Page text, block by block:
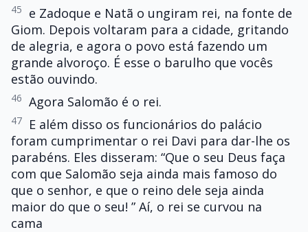
45
e Zadoque e Natã o ungiram rei, na fonte de
Giom. Depois voltaram para a cidade, gritando
de alegria, e agora o povo está fazendo um
grande alvoroço. É esse o barulho que vocês
estão ouvindo.
46 Agora Salomão é o rei.
47
E além disso os funcionários do palácio
foram cumprimentar o rei Davi para dar-lhe os
parabéns. Eles disseram: “Que o seu Deus faça
com que Salomão seja ainda mais famoso do
que o senhor, e que o reino dele seja ainda
maior do que o seu! ” Aí, o rei se curvou na
cama